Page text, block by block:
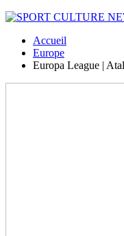
Accueil
Europe
Europa League |